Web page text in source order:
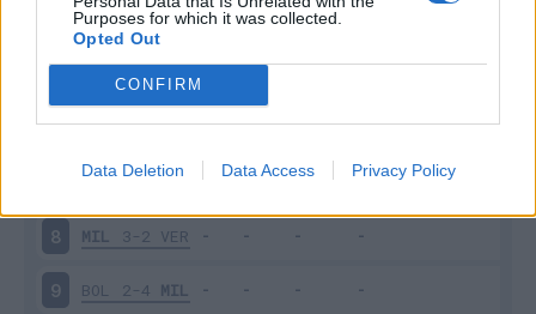
Purposes for which it was collected.
Opted Out
CONFIRM
Data Deletion Data Access Privacy Policy
JUV 1-1 MIL
2-0 VEN
6 SPE 1-2 MIL
ATA 2-3 MIL
8 MIL 3-2 VER
9 BOL 2-4 MIL